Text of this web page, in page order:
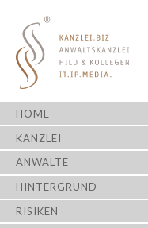
HOME
KANZLEI
ANWÄLTE
HINTERGRUND
RISIKEN